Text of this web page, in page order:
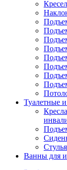
Туалетные
Ванны для